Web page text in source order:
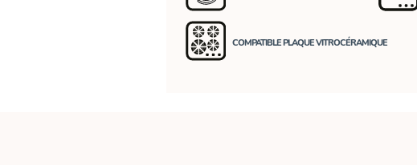
COMPATIBLE PLAQUE VITROCÉRAMIQUE